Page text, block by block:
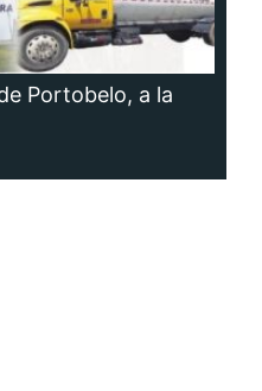
Portobelo, a la